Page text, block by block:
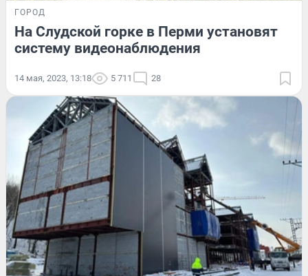
ГОРОД
На Слудской горке в Перми установят
систему видеонаблюдения
14 мая, 2023, 13:18 5 711 28